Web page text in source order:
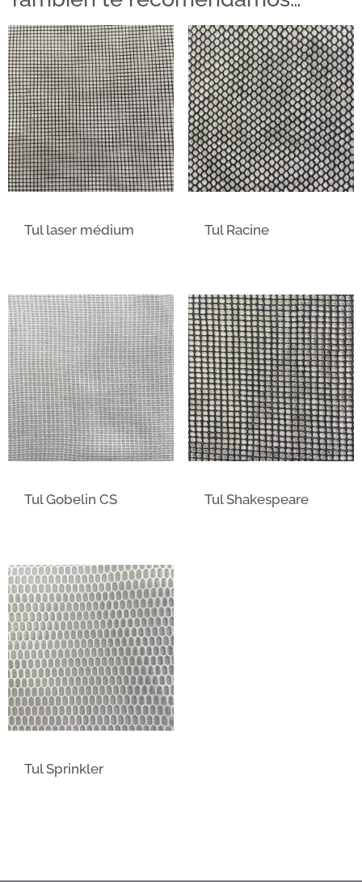
Tul laser médium Tul Racine
Tul Gobelin CS Tul Shakespeare
Tul Sprinkler